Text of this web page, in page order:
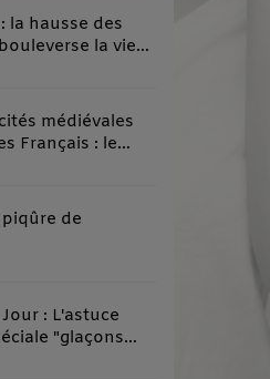
la hausse des
la vie
médiévales
Français : le
de
: L'astuce
"glaçons